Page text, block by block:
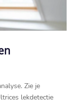
Zie je
lekdetectie